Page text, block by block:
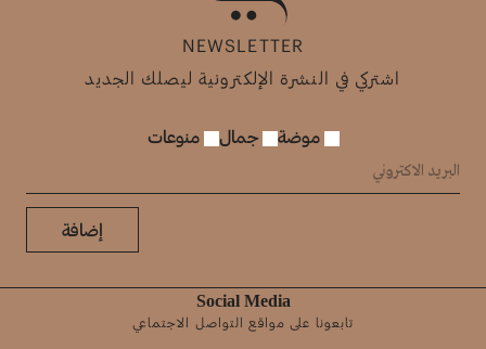
NEWSLETTER
اشتركي في النشرة الإلكترونية ليصلك الجديد
موضة جمال منوعات
إضافة
Social Media
تابعونا على مواقع التواصل الاجتماعي